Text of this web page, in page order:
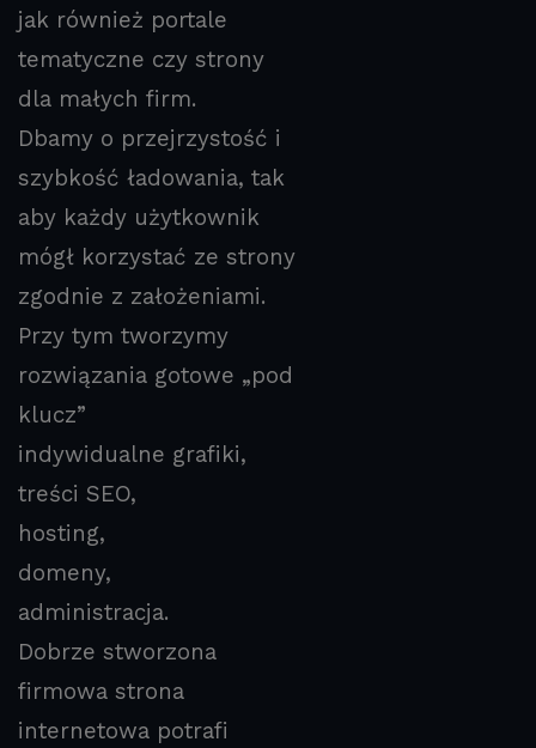
jak również portale
tematyczne czy strony
dla małych firm.
Dbamy o przejrzystość i
szybkość ładowania, tak
aby każdy użytkownik
mógł korzystać ze strony
zgodnie z założeniami.
Przy tym tworzymy
rozwiązania gotowe „pod
klucz”
indywidualne grafiki,
treści SEO,
hosting,
domeny,
administracja.
Dobrze stworzona
firmowa strona
internetowa potrafi